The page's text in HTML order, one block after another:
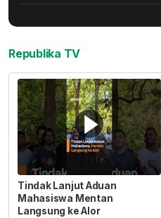
Republika TV
Tindak Lanjut Aduan
Mahasiswa Mentan
Langsung ke Alor